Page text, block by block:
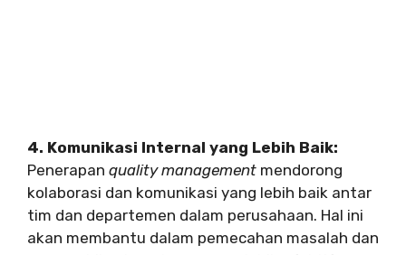
4. Komunikasi Internal yang Lebih Baik:
Penerapan quality management mendorong
kolaborasi dan komunikasi yang lebih baik antar
tim dan departemen dalam perusahaan. Hal ini
akan membantu dalam pemecahan masalah dan